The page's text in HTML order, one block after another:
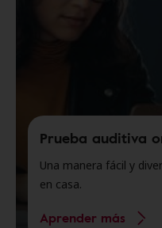
Prueba auditiva
Una manera fácil y
en casa.
Aprender más